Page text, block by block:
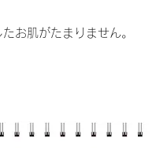
お肌がたまりません。